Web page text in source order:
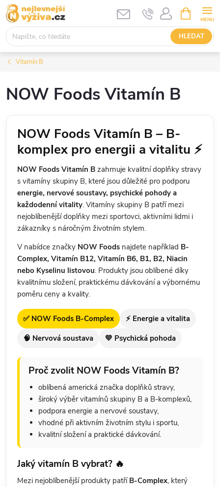
Přejít
na
obsah
HLEDAT
NÁKUPNÍ
KOŠÍK
Vitamín B
NOW Foods Vitamín B
NOW Foods Vitamín B – B-
komplex pro energii a vitalitu ⚡
NOW Foods Vitamín B zahrnuje kvalitní doplňky stravy
s vitamíny skupiny B, které jsou důležité pro podporu
energie, nervové soustavy, psychické pohody a
každodenní vitality. Vitamíny skupiny B patří mezi
nejoblíbenější doplňky mezi sportovci, aktivními lidmi i
zákazníky s náročným životním stylem.
V nabídce značky NOW Foods najdete například B-
Complex, Vitamín B12, Vitamín B6, B1, B2, Niacin
nebo Kyselinu listovou. Produkty jsou oblíbené díky
kvalitnímu složení, praktickému dávkování a výbornému
poměru ceny a kvality.
✅ NOW Foods B-Complex
⚡ Energie a vitalita
🧠 Nervová soustava
💛 Psychická pohoda
Proč zvolit NOW Foods Vitamín B?
oblíbená americká značka doplňků stravy,
široký výběr vitamínů skupiny B a B-komplexů,
podpora energie a nervové soustavy,
vhodné při aktivním životním stylu i sportu,
kvalitní složení a praktické dávkování.
Jaký vitamín B vybrat? 🔥
Mezi nejoblíbenější produkty patří B-Complex, který